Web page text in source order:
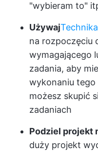
"wybieram to"
Używaj
na rozpoczęciu
wymagającego
zadania, aby
wykonaniu tego
możesz skupić
zadaniach
Podziel projekt
duży projekt